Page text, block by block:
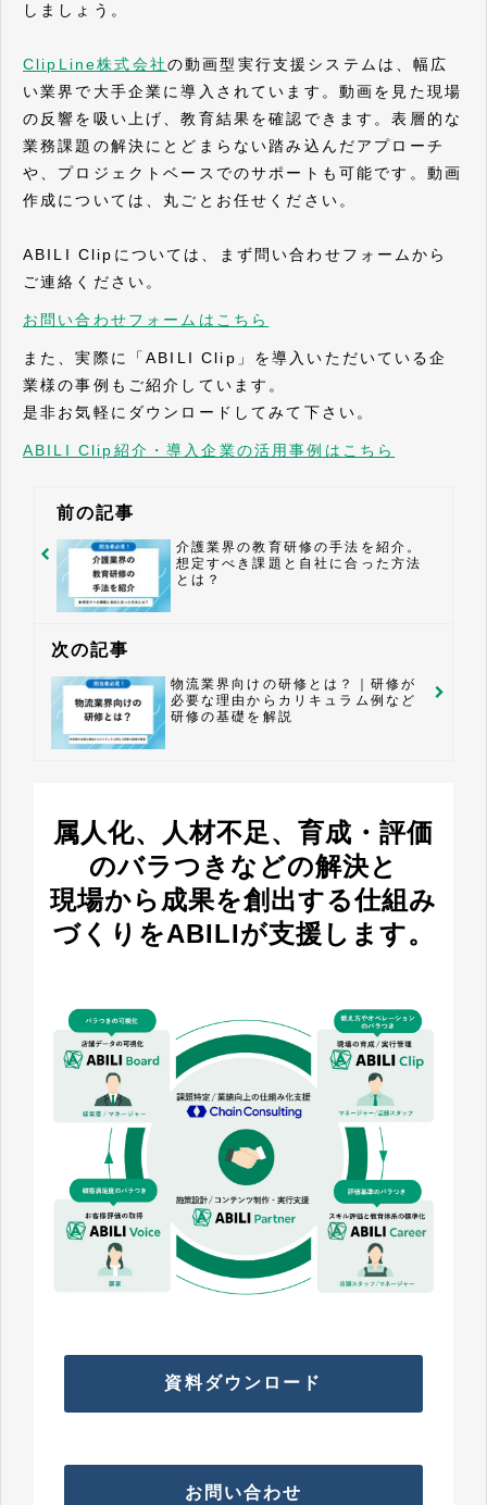
しましょう。
ClipLine株式会社の動画型実行支援システムは、幅広
い業界で大手企業に導入されています。動画を見た現場
の反響を吸い上げ、教育結果を確認できます。表層的な
業務課題の解決にとどまらない踏み込んだアプローチ
や、プロジェクトベースでのサポートも可能です。動画
作成については、丸ごとお任せください。
ABILI Clipについては、まず問い合わせフォームから
ご連絡ください。
お問い合わせフォームはこちら
また、実際に「ABILI Clip」を導入いただいている企
業様の事例もご紹介しています。
是非お気軽にダウンロードしてみて下さい。
ABILI Clip紹介・導入企業の活用事例はこちら
前の記事
介護業界の教育研修の手法を紹介。
想定すべき課題と自社に合った方法
とは？
次の記事
物流業界向けの研修とは？｜研修が
必要な理由からカリキュラム例など
研修の基礎を解説
属人化、人材不足、育成・評価
のバラつきなどの解決と
現場から成果を創出する仕組み
づくりをABILIが支援します。
資料ダウンロード
お問い合わせ